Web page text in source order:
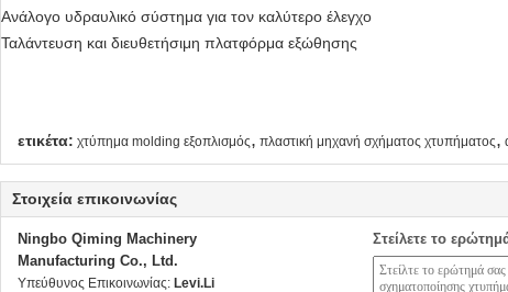
Ανάλογο υδραυλικό σύστημα για τον καλύτερο έλεγχο
Ταλάντευση και διευθετήσιμη πλατφόρμα εξώθησης
ετικέτα: χτύπημα molding εξοπλισμός, πλαστική μηχανή σχήματος χτυπήματος,
Στοιχεία επικοινωνίας
Ningbo Qiming Machinery
Manufacturing Co., Ltd.
Υπεύθυνος Επικοινωνίας: Levi.Li
Στείλετε το